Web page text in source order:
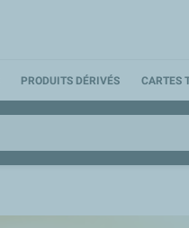
PRODUITS DÉRIVÉS CARTES